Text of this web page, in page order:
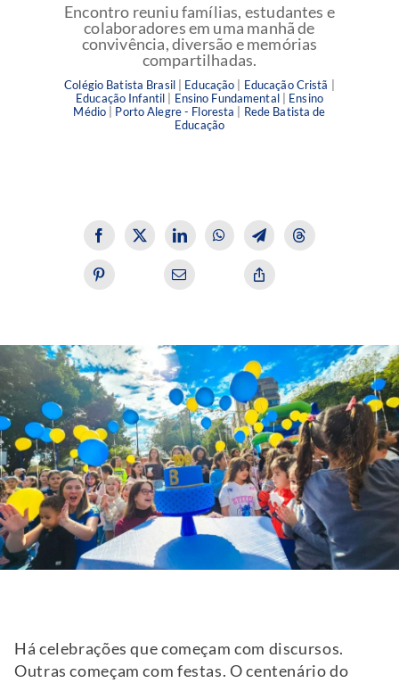
Encontro reuniu famílias, estudantes e
colaboradores em uma manhã de
convivência, diversão e memórias
compartilhadas.
Colégio Batista Brasil Educação Educação Cristã
Educação Infantil
Ensino Fundamental
Ensino
Médio
Porto Alegre - Floresta
Rede Batista de
Educação
Há celebrações que começam com discursos.
Outras começam com festas. O centenário do